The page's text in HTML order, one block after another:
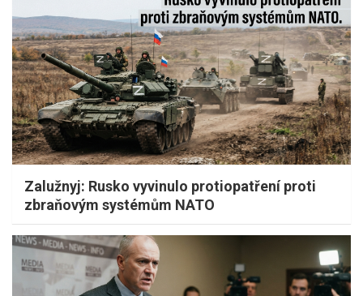
Zalužnyj: Rusko vyvinulo protiopatření proti
zbraňovým systémům NATO